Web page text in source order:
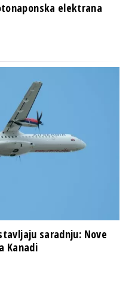
elektrana
saradnju: Nove
Kanadi